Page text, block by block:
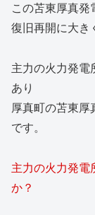
この苫東厚真発
復旧再開に大き
主力の火力発電
あり
厚真町の苫東厚
です。
主力の火力発
か？